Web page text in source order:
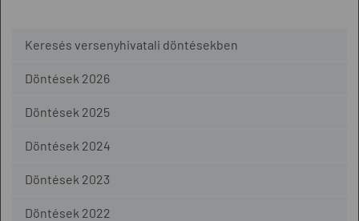
Keresés versenyhivatali döntésekben
Döntések 2026
Döntések 2025
Döntések 2024
Döntések 2023
Döntések 2022